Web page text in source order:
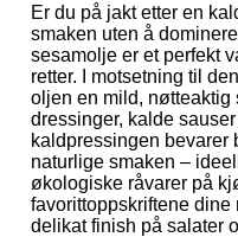
Er du på jakt etter en
smaken uten å
sesamolje er et perfekt
retter. I motsetning til
oljen en mild, nøtteaktig
dressinger, kalde
kaldpressingen
naturlige smaken –
økologiske råvarer på
favorittoppskriftene
delikat finish på salater